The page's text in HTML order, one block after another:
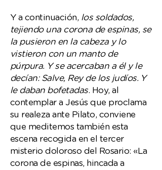
Y a continuación, los soldados,
tejiendo una corona de espinas, se
la pusieron en la cabeza y lo
vistieron con un manto de
púrpura. Y se acercaban a él y le
decían: Salve, Rey de los judíos. Y
le daban bofetadas. Hoy, al
contemplar a Jesús que proclama
su realeza ante Pilato, conviene
que meditemos también esta
escena recogida en el tercer
misterio doloroso del Rosario: «La
corona de espinas, hincada a